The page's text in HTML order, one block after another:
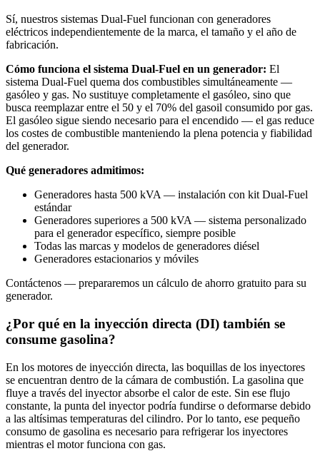
Sí, nuestros sistemas Dual-Fuel funcionan con generadores
eléctricos independientemente de la marca, el tamaño y el año de
fabricación.
Cómo funciona el sistema Dual-Fuel en un generador: El
sistema Dual-Fuel quema dos combustibles simultáneamente —
gasóleo y gas. No sustituye completamente el gasóleo, sino que
busca reemplazar entre el 50 y el 70% del gasoil consumido por gas.
El gasóleo sigue siendo necesario para el encendido — el gas reduce
los costes de combustible manteniendo la plena potencia y fiabilidad
del generador.
Qué generadores admitimos:
Generadores hasta 500 kVA — instalación con kit Dual-Fuel
estándar
Generadores superiores a 500 kVA — sistema personalizado
para el generador específico, siempre posible
Todas las marcas y modelos de generadores diésel
Generadores estacionarios y móviles
Contáctenos — prepararemos un cálculo de ahorro gratuito para su
generador.
¿Por qué en la inyección directa (DI) también se
consume gasolina?
En los motores de inyección directa, las boquillas de los inyectores
se encuentran dentro de la cámara de combustión. La gasolina que
fluye a través del inyector absorbe el calor de este. Sin ese flujo
constante, la punta del inyector podría fundirse o deformarse debido
a las altísimas temperaturas del cilindro. Por lo tanto, ese pequeño
consumo de gasolina es necesario para refrigerar los inyectores
mientras el motor funciona con gas.